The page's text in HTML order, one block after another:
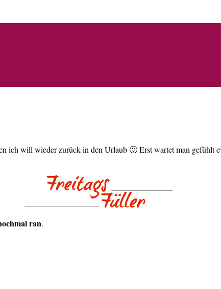
ich will wieder zurück in den Urlaub 🙂 Erst wartet man
ran.